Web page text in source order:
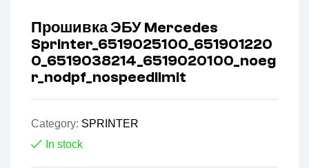
Прошивка ЭБУ Mercedes
Sprinter_6519025100_651901220
0_6519038214_6519020100_noeg
r_nodpf_nospeedlimit
Category: SPRINTER
In stock